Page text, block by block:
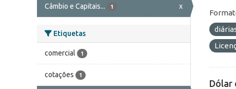
Câmbio e Capitais... 1 x
Etiquetas
comercial 1
cotações 1
Dólar